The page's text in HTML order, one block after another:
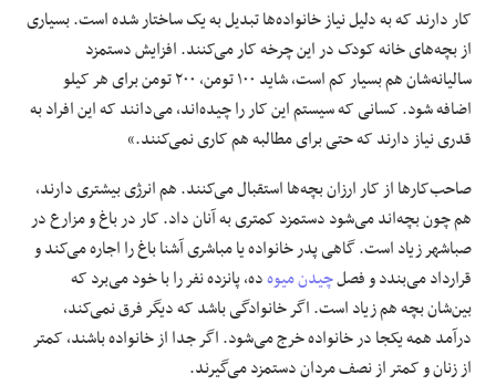
کار دارند که به دلیل نیاز خانواده‌ها تبدیل به یک ساختار شده است. بسیاری
از بچه‌های خانه کودک در این چرخه کار می‌کنند. افزایش دستمزد
سالیانه‌شان هم بسیار کم است، شاید ١٠٠ تومن، ٢٠٠ تومن برای هر کیلو
اضافه شود. کسانی که سیستم این کار را چیده‌اند، می‌دانند که این افراد به
قدری نیاز دارند که حتی برای مطالبه هم کاری نمی‌کنند.»
صاحب‌کارها از کار ارزان بچه‌ها استقبال می‌کنند. هم انرژی بیشتری دارند،
هم چون بچه‌اند می‌شود دستمزد کمتری به آنان داد. کار در باغ و مزارع در
صباشهر زیاد است. گاهی پدر خانواده یا مباشری آشنا باغ را اجاره می‌کند و
قرارداد می‌بندد و فصلچیدن میوهده، پانزده نفر را با خود می‌برد که
بین‌شان بچه هم زیاد است. اگر خانوادگی باشد که دیگر فرق نمی‌کند،
درآمد همه یکجا در خانواده خرج می‌شود. اگر جدا از خانواده باشند، کمتر
از زنان و کمتر از نصف مردان دستمزد می‌گیرند.